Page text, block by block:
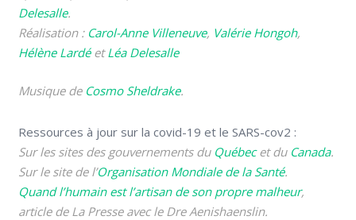
Delesalle.
Réalisation : Carol-Anne Villeneuve, Valérie Hongoh,
Hélène LardéetLéa Delesalle
Musique de Cosmo Sheldrake.
Ressources à jour sur la covid-19 et le SARS-cov2 :
Sur les sites des gouvernements du Québecet du Canada.
Sur le site de l’Organisation Mondiale de la Santé.
Quand l’humain est l’artisan de son propre malheur,
article de La Presse avec le Dre Aenishaenslin.